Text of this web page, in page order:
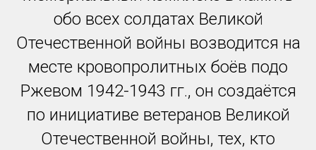
обо всех солдатах Великой
Отечественной войны возводится на
месте кровопролитных боёв подо
Ржевом 1942-1943 гг., он создаётся
по инициативе ветеранов Великой
Отечественной войны, тех, кто